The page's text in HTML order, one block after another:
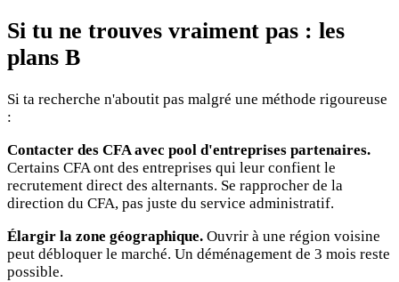
Si tu ne trouves vraiment pas : les
plans B
Si ta recherche n'aboutit pas malgré une méthode rigoureuse
:
Contacter des CFA avec pool d'entreprises partenaires.
Certains CFA ont des entreprises qui leur confient le
recrutement direct des alternants. Se rapprocher de la
direction du CFA, pas juste du service administratif.
Élargir la zone géographique. Ouvrir à une région voisine
peut débloquer le marché. Un déménagement de 3 mois reste
possible.